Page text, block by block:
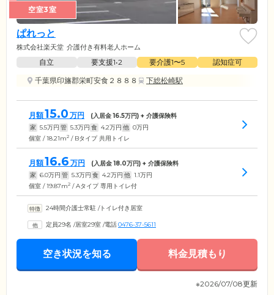
空室3室
ぱれっと
株式会社楽天堂 介護付き有料老人ホーム
自立 要支援1•2 要介護1〜5
認知症可
千葉県印旛郡栄町安食２８８８
下総松崎駅
月額15.0 万円 (入居金16.5万円) + 介護保険料
家 5.5万円 管 5.3万円 食 4.2万円 他 0万円
個室 / 18.21m2 / Bタイプ 共用トイレ
月額16.6 万円 (入居金18.0万円) + 介護保険料
家 6.0万円 管 5.3万円 食 4.2万円 他 1.1万円
個室 / 19.87m2 / Aタイプ 専用トイレ付
24時間介護士常駐 /トイレ付き居室
定員29名 /居室29室 /電話0476-37-5611
空き状況を知る 料金見積もり
※2026/07/08更新